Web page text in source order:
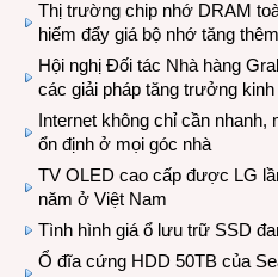
Thị trường chip nhớ DRAM
hiếm đẩy giá bộ nhớ tăng thêm
Hội nghị Đối tác Nhà hàng
các giải pháp tăng trưởng kinh
Internet không chỉ cần nhanh,
ổn định ở mọi góc nhà
TV OLED cao cấp được LG
năm ở Việt Nam
Tình hình giá ổ lưu trữ SSD
Ổ đĩa cứng HDD 50TB của